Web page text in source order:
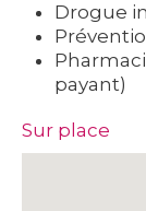
Drogue
payant)
Sur place